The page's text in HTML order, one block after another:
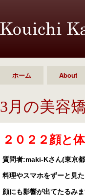
ホーム About
3月の美容
２０２２顔と
質問者:maki-Kさん(東京
料理やスマホをずーと見
顔にも影響が出てたるみ